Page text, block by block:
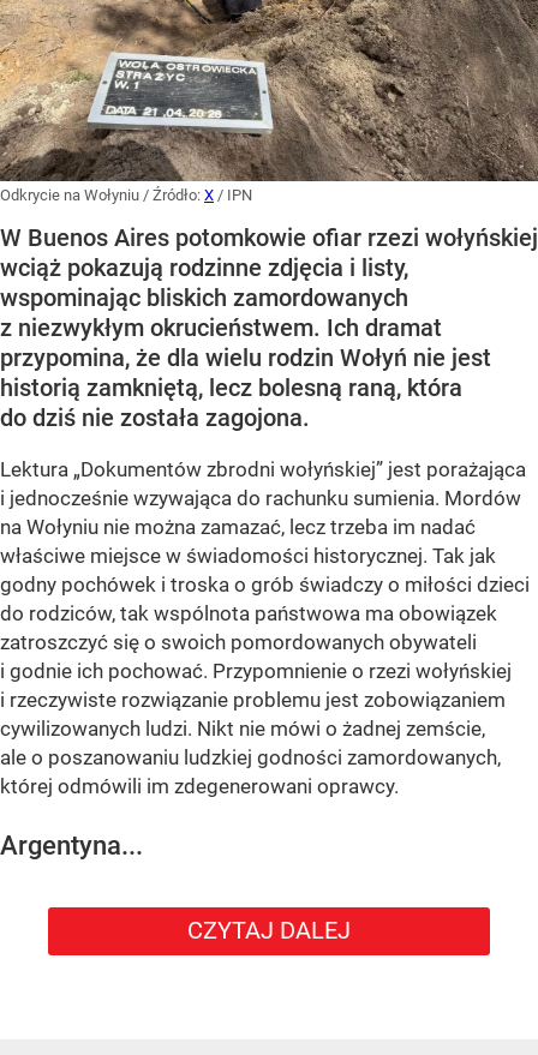
Odkrycie na Wołyniu / Źródło: X / IPN
W Buenos Aires potomkowie ofiar rzezi wołyńskiej
wciąż pokazują rodzinne zdjęcia i listy,
wspominając bliskich zamordowanych
z niezwykłym okrucieństwem. Ich dramat
przypomina, że dla wielu rodzin Wołyń nie jest
historią zamkniętą, lecz bolesną raną, która
do dziś nie została zagojona.
Lektura „Dokumentów zbrodni wołyńskiej” jest porażająca
i jednocześnie wzywająca do rachunku sumienia. Mordów
na Wołyniu nie można zamazać, lecz trzeba im nadać
właściwe miejsce w świadomości historycznej. Tak jak
godny pochówek i troska o grób świadczy o miłości dzieci
do rodziców, tak wspólnota państwowa ma obowiązek
zatroszczyć się o swoich pomordowanych obywateli
i godnie ich pochować. Przypomnienie o rzezi wołyńskiej
i rzeczywiste rozwiązanie problemu jest zobowiązaniem
cywilizowanych ludzi. Nikt nie mówi o żadnej zemście,
ale o poszanowaniu ludzkiej godności zamordowanych,
której odmówili im zdegenerowani oprawcy.
Argentyna...
CZYTAJ DALEJ